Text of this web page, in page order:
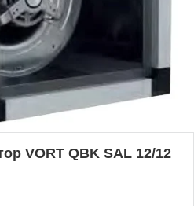
VORT QBK SAL 12/12